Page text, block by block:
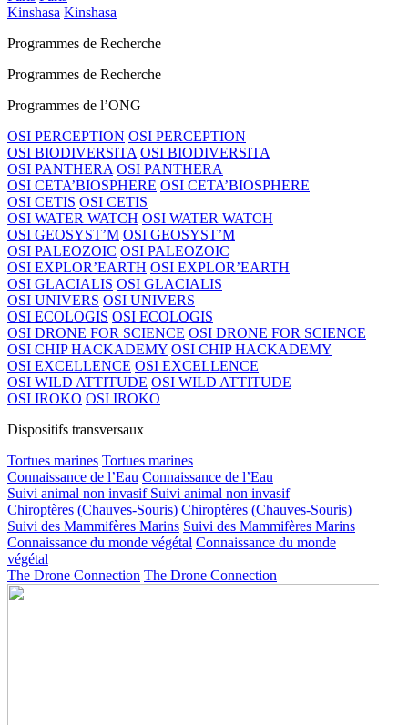
Kinshasa Kinshasa
Programmes de Recherche
Programmes de Recherche
Programmes de l’ONG
OSI PERCEPTION OSI PERCEPTION
OSI BIODIVERSITA OSI BIODIVERSITA
OSI PANTHERA OSI PANTHERA
OSI CETA’BIOSPHERE OSI CETA’BIOSPHERE
OSI CETIS OSI CETIS
OSI WATER WATCH OSI WATER WATCH
OSI GEOSYST’M OSI GEOSYST’M
OSI PALEOZOIC OSI PALEOZOIC
OSI EXPLOR’EARTH OSI EXPLOR’EARTH
OSI GLACIALIS OSI GLACIALIS
OSI UNIVERS OSI UNIVERS
OSI ECOLOGIS OSI ECOLOGIS
OSI DRONE FOR SCIENCE OSI DRONE FOR SCIENCE
OSI CHIP HACKADEMY OSI CHIP HACKADEMY
OSI EXCELLENCE OSI EXCELLENCE
OSI WILD ATTITUDE OSI WILD ATTITUDE
OSI IROKO OSI IROKO
Dispositifs transversaux
Tortues marines Tortues marines
Connaissance de l’Eau Connaissance de l’Eau
Suivi animal non invasif Suivi animal non invasif
Chiroptères (Chauves-Souris) Chiroptères (Chauves-Souris)
Suivi des Mammifères Marins Suivi des Mammifères Marins
Connaissance du monde végétal Connaissance du monde
végétal
The Drone Connection The Drone Connection